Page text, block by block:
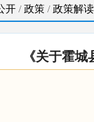
开 / 政策 / 政策解读
《关于霍